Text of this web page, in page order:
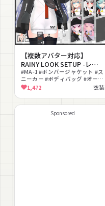
【複数アバター対応】
RAINY LOOK SETUP -レイ
ニィルックセットアップ-
#MA-1 #ボンバージャケット #ス
ニーカー #ボディバッグ #オーバ
ーサイズ #ガーター #レイニィ
1,472 衣装
Sponsored